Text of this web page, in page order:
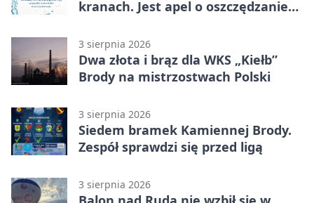
kranach. Jest apel o oszczędzanie
3 sierpnia 2026
Dwa złota i brąz dla WKS „Kiełb”
Brody na mistrzostwach Polski
3 sierpnia 2026
Siedem bramek Kamiennej Brody.
Zespół sprawdzi się przed ligą
3 sierpnia 2026